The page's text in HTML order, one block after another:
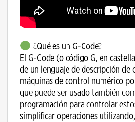
¿Qué es un G-Code?
El G-Code (o código G, en
de un lenguaje de descripción de
máquinas de control numérico
que puede ser usado también
programación para controlar
simplificar operaciones